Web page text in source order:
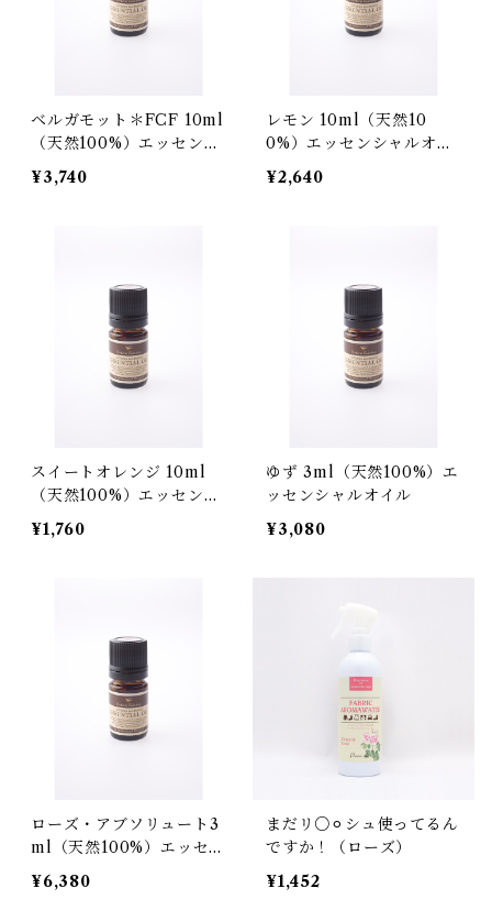
ベルガモット＊FCF 10ml
（天然100%）エッセンシ
ャルオイル
¥3,740
レモン 10ml（天然10
0%）エッセンシャルオイ
ル
¥2,640
スイートオレンジ 10ml
（天然100%）エッセンシ
ャルオイル
¥1,760
ゆず 3ml（天然100%）エ
ッセンシャルオイル
¥3,080
ローズ・アブソリュート3
ml（天然100%）エッセン
シャルオイル
¥6,380
まだリ○⚪︎シュ使ってるん
ですか！（ローズ）
¥1,452